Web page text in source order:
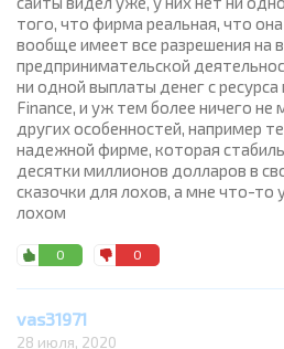
того, что фирма реальная, что
вообще имеет все разрешения на
предпринимательской
ни одной выплаты денег с
Finance, и уж тем более ничего не
других особенностей, например
надежной фирме, которая
десятки миллионов долларов в
сказочки для лохов, а мне что-то
лохом
0 0
vas31971
28 июля, 2020